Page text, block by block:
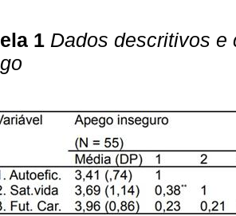
1 Dados descritivos e